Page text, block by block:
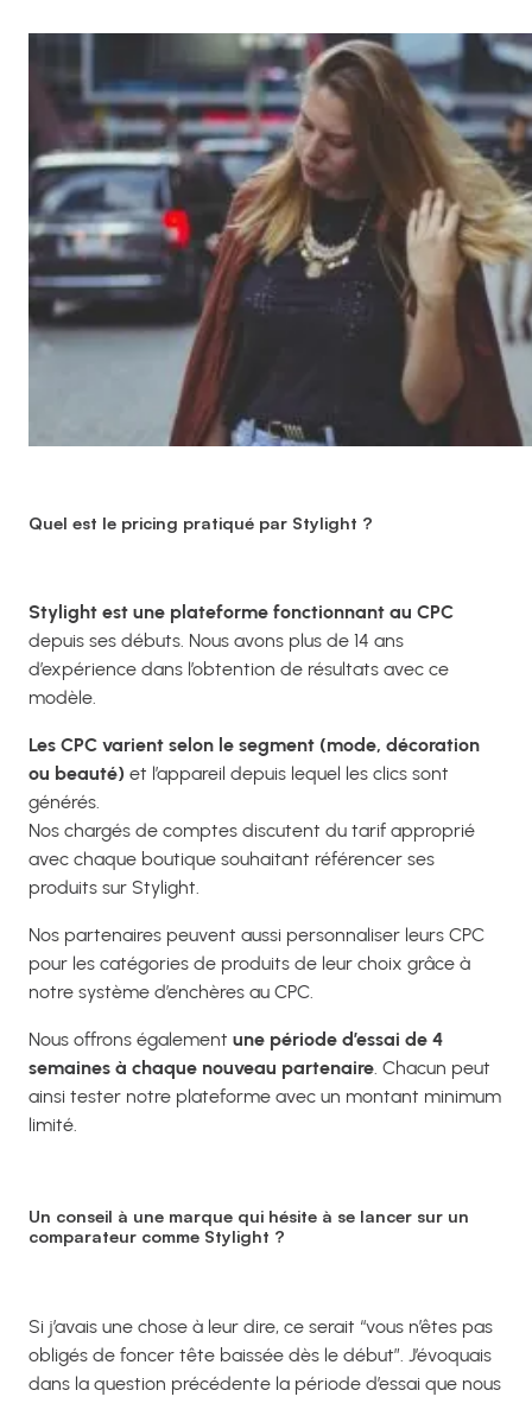
Quel est le pricing pratiqué par Stylight ?
Stylight est une plateforme fonctionnant au CPC
depuis ses débuts. Nous avons plus de 14 ans
d’expérience dans l’obtention de résultats avec ce
modèle.
Les CPC varient selon le segment (mode, décoration
ou beauté) et l’appareil depuis lequel les clics sont
générés.
Nos chargés de comptes discutent du tarif approprié
avec chaque boutique souhaitant référencer ses
produits sur Stylight.
Nos partenaires peuvent aussi personnaliser leurs CPC
pour les catégories de produits de leur choix grâce à
notre système d’enchères au CPC.
Nous offrons également une période d’essai de 4
semaines à chaque nouveau partenaire. Chacun peut
ainsi tester notre plateforme avec un montant minimum
limité.
Un conseil à une marque qui hésite à se lancer sur un
comparateur comme Stylight ?
Si j’avais une chose à leur dire, ce serait “vous n’êtes pas
obligés de foncer tête baissée dès le début”. J’évoquais
dans la question précédente la période d’essai que nous